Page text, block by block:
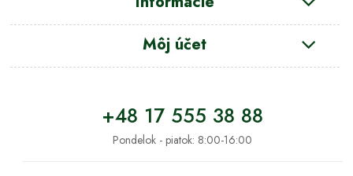
Môj účet
+48 17 555 38 88
Pondelok - piatok: 8:00-16:00